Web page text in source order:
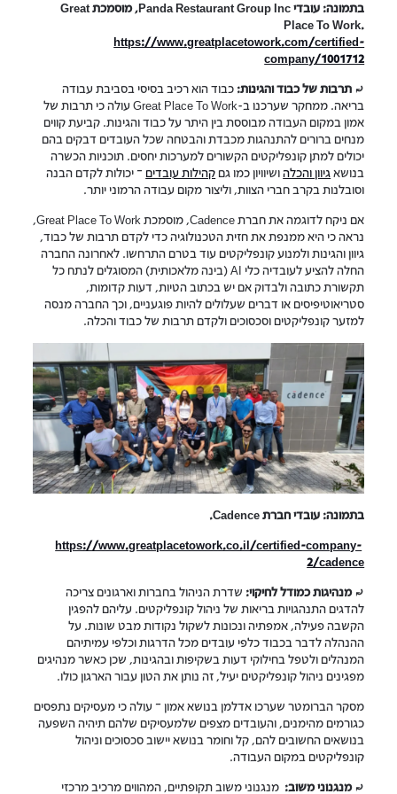
בתמונה: עובדי Panda Restaurant Group Inc, מוסמכת Great
Place To Work.
https://www.greatplacetowork.com/certified-
company/1001712
⤾ תרבות של כבוד והגינות: כבוד הוא רכיב בסיסי בסביבת עבודה
בריאה. ממחקר שערכנו ב-Great Place To Work עולה כי תרבות של
אמון במקום העבודה מבוססת בין היתר על כבוד והגינות. קביעת קווים
מנחים ברורים להתנהגות מכבדת והבטחה שכל העובדים דבקים בהם
יכולים למתן קונפליקטים הקשורים למערכות יחסים. תוכניות הכשרה
בנושאגיוון והכלהושיוויון כמו גם קהילות עובדים – יכולות לקדם הבנה
וסובלנות בקרב חברי הצוות, וליצור מקום עבודה הרמוני יותר.
אם ניקח לדוגמה את חברתCadence
, מוסמכת Great Place To Work,
נראה כי היא ממנפת את חזית הטכנולוגיה כדי לקדם תרבות של כבוד,
גיוון והגינות ולמנוע קונפליקטים עוד בטרם התרחשו. לאחרונה החברה
החלה להציע לעובדיה כלי AI (בינה מלאכותית) המסוגלים לנתח כל
תקשורת כתובה ולבדוק אם יש בכתוב הטיות, דעות קדומות,
סטריאוטיפיסים או דברים שעלולים להיות פוגעניים, וכך החברה מנסה
למזער קונפליקטים וסכסוכים ולקדם תרבות של כבוד והכלה.
בתמונה: עובדי חברת Cadence.
https://www.greatplacetowork.co.il/certified-company-
2/cadence
⤾מנהיגות כמודל לחיקוי: שדרת הניהול בחברות וארגונים צריכה
להדגים התנהגויות בריאות של ניהול קונפליקטים. עליהם להפגין
הקשבה פעילה, אמפתיה ונכונות לשקול נקודות מבט שונות. על
ההנהלה לדבר בכבוד כלפי עובדים מכל הדרגות וכלפי עמיתיהם
המנהלים ולטפל בחילוקי דעות בשקיפות ובהגינות, שכן כאשר מנהיגים
מפגינים ניהול קונפליקטים יעיל, זה נותן את הטון עבור הארגון כולו.
מסקר הברומטר שערכו אדלמן בנושא אמון – עולה כי מעסיקים נתפסים
כגורמים מהימנים, והעובדים מצפים שלמעסיקים שלהם תיהיה השפעה
בנושאים החשובים להם, קל וחומר בנושא יישוב סכסוכים וניהול
קונפליקטים במקום העבודה.
⤾מנגנוני משוב: מנגנוני משוב תקופתיים, המהווים מרכיב מרכזי